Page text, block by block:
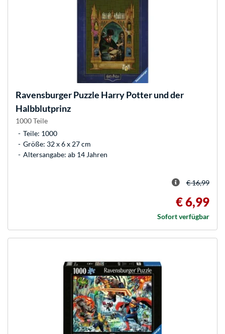
RavensburgerPuzzle Harry Potter und der
Halbblutprinz
1000 Teile
Teile: 1000
Größe: 32 x 6 x 27 cm
Altersangabe: ab 14 Jahren
€ 16,99
€ 6,99
Sofort verfügbar